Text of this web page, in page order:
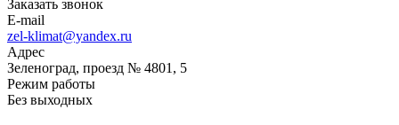
Заказать звонок
E-mail
zel-klimat@yandex.ru
Адрес
Зеленоград, проезд № 4801, 5
Режим работы
Без выходных